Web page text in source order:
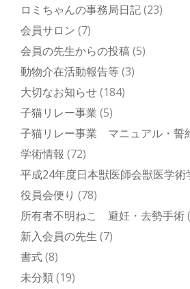
ロミちゃんの事務局日記(23)
会員サロン (7)
会員の先生からの投稿(5)
動物介在活動報告等(3)
大切なお知らせ(184)
子猫リレー事業 (5)
子猫リレー事業 マニュアル・誓
学術情報 (72)
平成24年度日本獣医師会獣医学術
役員会便り (78)
所有者不明ねこ 避妊・去勢手術
新入会員の先生 (7)
書式(8)
未分類(19)